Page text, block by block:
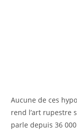
Aucune de ces
rend l’art rupestre
parle depuis 36